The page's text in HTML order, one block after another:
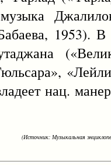
1953).
нац.
(Источник: Музыкальная